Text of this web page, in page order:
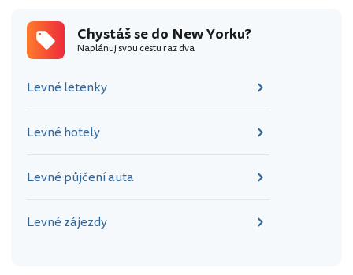
w-york.cs.html?aid=355333;label=p-
new-york-coney] Na Coney Island
Chystáš se do New Yorku?
Naplánuj svou cestu raz dva
Levné letenky
Levné hotely
Levné půjčení auta
Levné zájezdy